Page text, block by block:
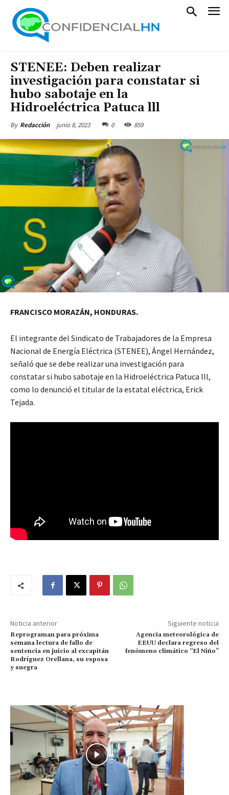
STENEE: Deben realizar
investigación para constatar si
hubo sabotaje en la
Hidroeléctrica Patuca lll
By Redacción junio 8, 2023 0 859
FRANCISCO MORAZÁN, HONDURAS.
El integrante del Sindicato de Trabajadores de la Empresa
Nacional de Energía Eléctrica (STENEE), Ángel Hernández,
señaló que se debe realizar una investigación para
constatar si hubo sabotaje en la Hidroeléctrica Patuca lll,
como lo denunció el titular de la estatal eléctrica, Erick
Tejada.
Noticia anterior
Reprograman para próxima
semana lectura de fallo de
sentencia en juicio al excapitán
Rodríguez Orellana, su esposa
y suegra
Siguiente noticia
Agencia meteorológica de
EEUU declara regreso del
fenómeno climático “El Niño”